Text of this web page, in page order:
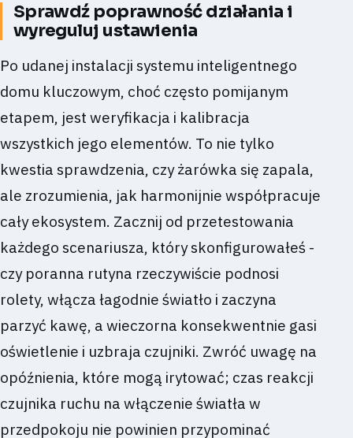
Sprawdź poprawność działania i
wyreguluj ustawienia
Po udanej instalacji systemu inteligentnego
domu kluczowym, choć często pomijanym
etapem, jest weryfikacja i kalibracja
wszystkich jego elementów. To nie tylko
kwestia sprawdzenia, czy żarówka się zapala,
ale zrozumienia, jak harmonijnie współpracuje
cały ekosystem. Zacznij od przetestowania
każdego scenariusza, który skonfigurowałeś -
czy poranna rutyna rzeczywiście podnosi
rolety, włącza łagodnie światło i zaczyna
parzyć kawę, a wieczorna konsekwentnie gasi
oświetlenie i uzbraja czujniki. Zwróć uwagę na
opóźnienia, które mogą irytować; czas reakcji
czujnika ruchu na włączenie światła w
przedpokoju nie powinien przypominać